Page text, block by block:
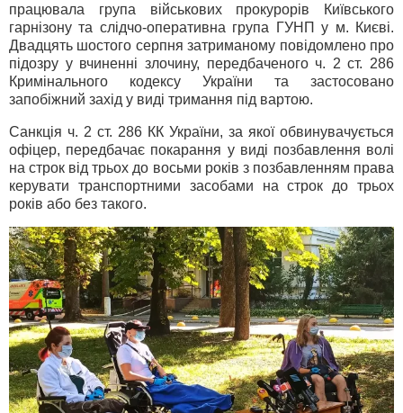
працювала група військових прокурорів Київського
гарнізону та слідчо-оперативна група ГУНП у м. Києві.
Двадцять шостого серпня затриманому повідомлено про
підозру у вчиненні злочину, передбаченого ч. 2 ст. 286
Кримінального кодексу України та застосовано
запобіжний захід у виді тримання під вартою.
Санкція ч. 2 ст. 286 КК України, за якої обвинувачується
офіцер, передбачає покарання у виді позбавлення волі
на строк від трьох до восьми років з позбавленням права
керувати транспортними засобами на строк до трьох
років або без такого.